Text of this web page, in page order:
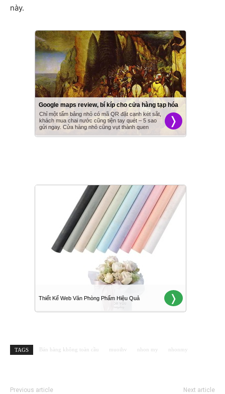
này.
TAGS Bán hàng không toàn cầu muoihv nhon my nhonmy
Previous article Next article